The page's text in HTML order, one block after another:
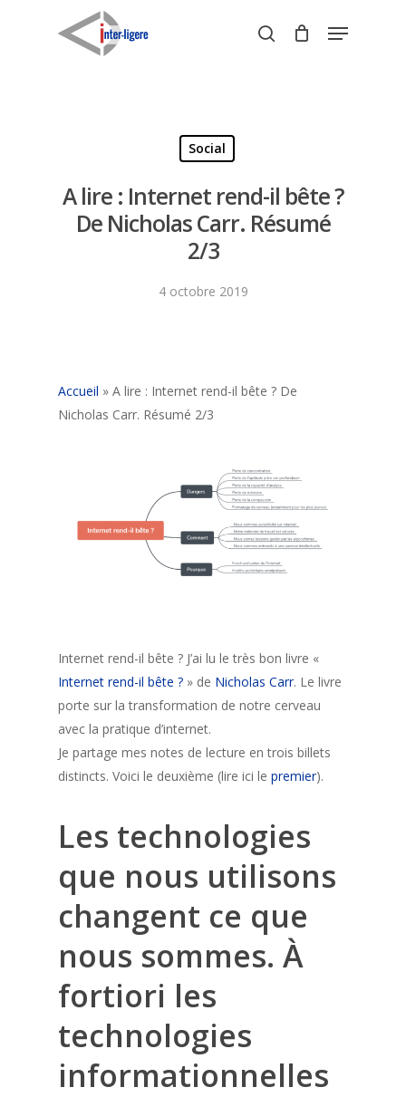
search
Menu
Social
A lire : Internet rend-il bête ?
De Nicholas Carr. Résumé
2/3
4 octobre 2019
Accueil » A lire : Internet rend-il bête ? De
Nicholas Carr. Résumé 2/3
Internet rend-il bête ? J’ai lu le très bon livre «
Internet rend-il bête ? » de Nicholas Carr. Le livre
porte sur la transformation de notre cerveau
avec la pratique d’internet.
Je partage mes notes de lecture en trois billets
distincts. Voici le deuxième (lire ici le premier).
Les technologies
que nous utilisons
changent ce que
nous sommes. À
fortiori les
technologies
informationnelles